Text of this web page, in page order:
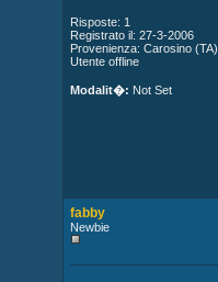
Risposte: 1
Registrato il: 27-3-2006
Provenienza: Carosino (TA)
Utente offline
Modalit�: Not Set
fabby
Newbie